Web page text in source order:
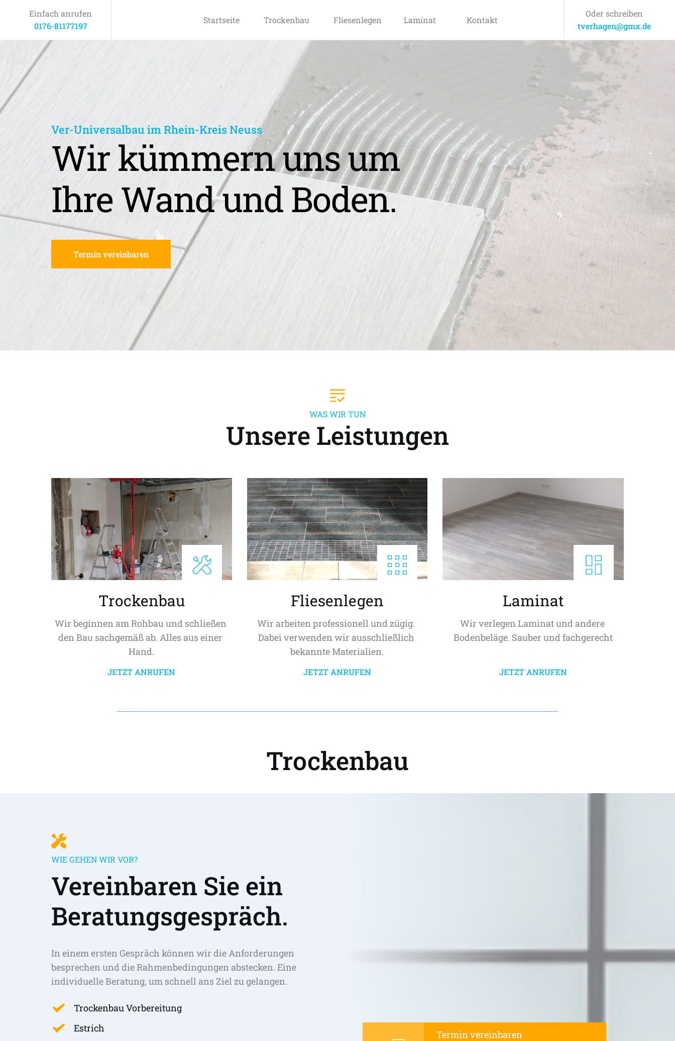
Einfach anrufen
0176-81177197
Startseite Trockenbau Fliesenlegen Laminat Kontakt
Oder schreiben
tverhagen@gmx.de
Ver-Universalbau im Rhein-Kreis Neuss
Wir kümmern uns um
Ihre Wand und Boden.
Termin vereinbaren
WAS WIR TUN
Unsere Leistungen
Trockenbau
Wir beginnen am Rohbau und schließen
den Bau sachgemäß ab. Alles aus einer
Hand.
JETZT ANRUFEN
Fliesenlegen
Wir arbeiten professionell und zügig.
Dabei verwenden wir ausschließlich
bekannte Materialien.
JETZT ANRUFEN
Laminat
Wir verlegen Laminat und andere
Bodenbeläge. Sauber und fachgerecht
JETZT ANRUFEN
Trockenbau
WIE GEHEN WIR VOR?
Vereinbaren Sie ein
Beratungsgespräch.
In einem ersten Gespräch können wir die Anforderungen
besprechen und die Rahmenbedingungen abstecken. Eine
individuelle Beratung, um schnell ans Ziel zu gelangen.
Trockenbau Vorbereitung
Estrich
Termin vereinbaren